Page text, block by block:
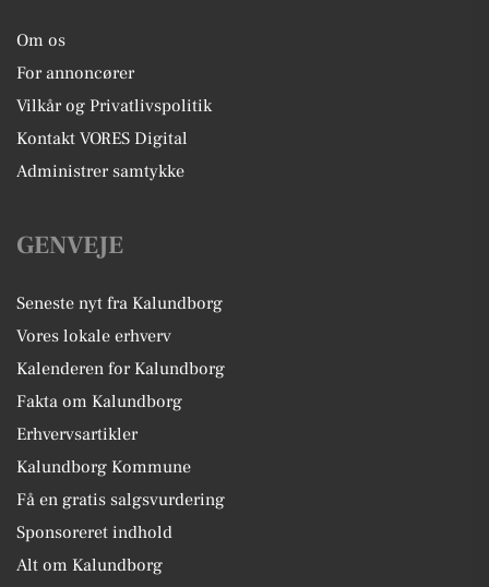
Om os
For annoncører
Vilkår og Privatlivspolitik
Kontakt VORES Digital
Administrer samtykke
GENVEJE
Seneste nyt fra Kalundborg
Vores lokale erhverv
Kalenderen for Kalundborg
Fakta om Kalundborg
Erhvervsartikler
Kalundborg Kommune
Få en gratis salgsvurdering
Sponsoreret indhold
Alt om Kalundborg